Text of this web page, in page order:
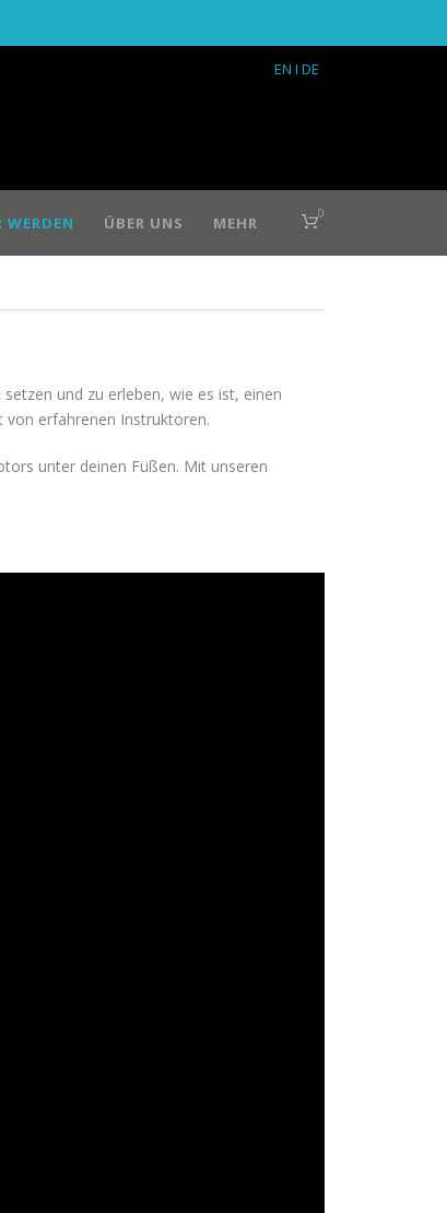
EN I DE
WERDEN ÜBER UNS MEHR 0
und zu erleben, wie es ist, einen
von erfahrenen Instruktoren.
unter deinen Füßen. Mit unseren